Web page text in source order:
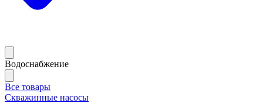
Водоснабжение
Все товары
Скважинные насосы